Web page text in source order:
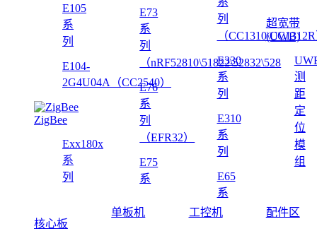
E105
系
列
E104-
2G4U04A（CC2540）
ZigBee
Exx180x
系
列
E73
系
列
（nRF52810\51822\52832\528
E76
系
列
（EFR32）
E75
系
列
（
E330
系
列
E310
系
列
E65
系
超宽带
(UWB)
测
距
定
位
模
组
核心板
单板机 工控机 配件区